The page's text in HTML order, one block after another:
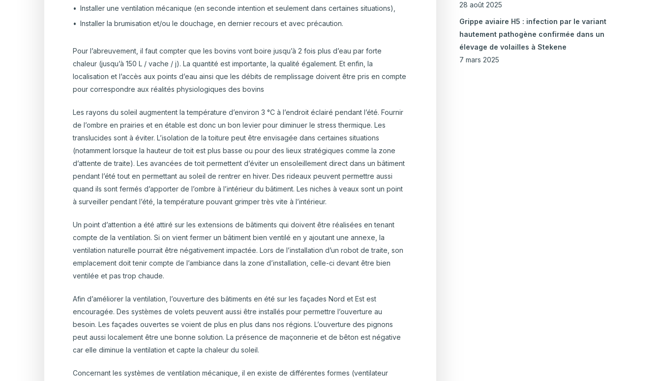
Installer une ventilation mécanique (en seconde intention et seulement dans certaines situations),
Installer la brumisation et/ou le douchage, en dernier recours et avec précaution.
Pour l’abreuvement, il faut compter que les bovins vont boire jusqu’à 2 fois plus d’eau par forte
chaleur (jusqu’à 150 L / vache / j). La quantité est importante, la qualité également. Et enfin, la
localisation et l’accès aux points d’eau ainsi que les débits de remplissage doivent être pris en compte
pour correspondre aux réalités physiologiques des bovins
Les rayons du soleil augmentent la température d’environ 3 °C à l’endroit éclairé pendant l’été. Fournir
de l’ombre en prairies et en étable est donc un bon levier pour diminuer le stress thermique. Les
translucides sont à éviter. L’isolation de la toiture peut être envisagée dans certaines situations
(notamment lorsque la hauteur de toit est plus basse ou pour des lieux stratégiques comme la zone
d’attente de traite). Les avancées de toit permettent d’éviter un ensoleillement direct dans un bâtiment
pendant l’été tout en permettant au soleil de rentrer en hiver. Des rideaux peuvent permettre aussi
quand ils sont fermés d’apporter de l’ombre à l’intérieur du bâtiment. Les niches à veaux sont un point
à surveiller pendant l’été, la température pouvant grimper très vite à l’intérieur.
Un point d’attention a été attiré sur les extensions de bâtiments qui doivent être réalisées en tenant
compte de la ventilation. Si on vient fermer un bâtiment bien ventilé en y ajoutant une annexe, la
ventilation naturelle pourrait être négativement impactée. Lors de l’installation d’un robot de traite, son
emplacement doit tenir compte de l’ambiance dans la zone d’installation, celle-ci devant être bien
ventilée et pas trop chaude.
Afin d’améliorer la ventilation, l’ouverture des bâtiments en été sur les façades Nord et Est est
encouragée. Des systèmes de volets peuvent aussi être installés pour permettre l’ouverture au
besoin. Les façades ouvertes se voient de plus en plus dans nos régions. L’ouverture des pignons
peut aussi localement être une bonne solution. La présence de maçonnerie et de bêton est négative
car elle diminue la ventilation et capte la chaleur du soleil.
Concernant les systèmes de ventilation mécanique, il en existe de différentes formes (ventilateur
28 août 2025
Grippe aviaire H5 : infection par le variant
hautement pathogène confirmée dans un
élevage de volailles à Stekene
7 mars 2025